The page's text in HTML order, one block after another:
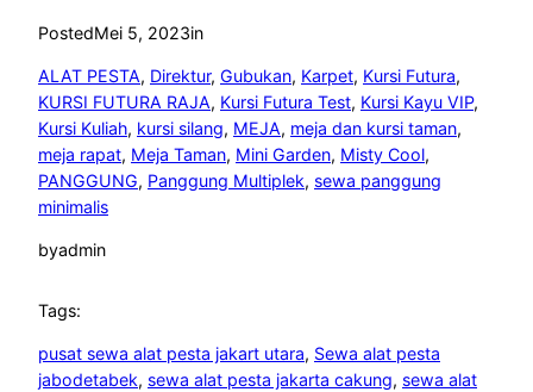
PostedMei 5, 2023in
ALAT PESTA, Direktur, Gubukan, Karpet, Kursi Futura
KURSI FUTURA RAJA, Kursi Futura Test, Kursi Kayu VIP
Kursi Kuliah, kursi silang, MEJA, meja dan kursi taman
meja rapat, Meja Taman, Mini Garden, Misty Cool
PANGGUNG, Panggung Multiplek, sewa panggung
minimalis
byadmin
Tags:
pusat sewa alat pesta jakart utara, Sewa alat pesta
jabodetabek, sewa alat pesta jakarta cakung, sewa alat